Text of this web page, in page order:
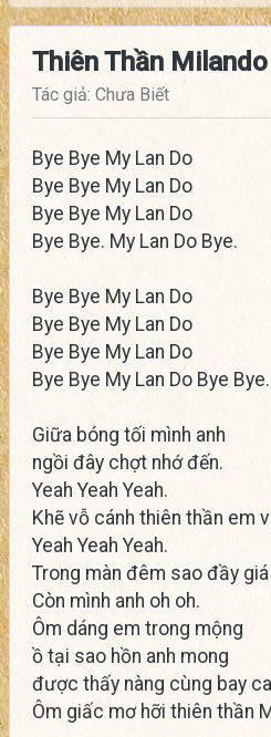
Thiên Thần Milando
Tác giả: Chưa Biết
Bye Bye My Lan Do
Bye Bye My Lan Do
Bye Bye My Lan Do
Bye Bye. My Lan Do Bye.
Bye Bye My Lan Do
Bye Bye My Lan Do
Bye Bye My Lan Do
Bye Bye My Lan Do Bye Bye.
Giữa bóng tối mình anh
ngồi đây chợt nhớ đến.
Yeah Yeah Yeah.
Khẽ vỗ cánh thiên thần em
Yeah Yeah Yeah.
Trong màn đêm sao đầy giá
Còn mình anh oh oh.
Ôm dáng em trong mộng
ồ tại sao hồn anh mong
được thấy nàng cùng bay
Ôm giấc mơ hỡi thiên thần